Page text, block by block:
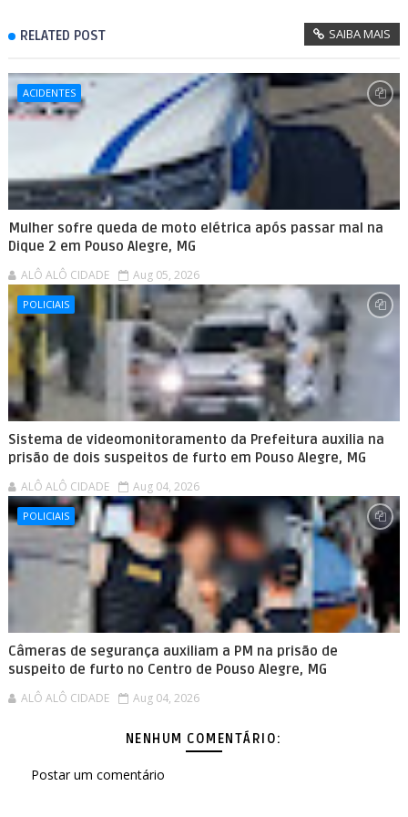
RELATED POST SAIBA MAIS
ACIDENTES
Mulher sofre queda de moto elétrica após passar mal na
Dique 2 em Pouso Alegre, MG
ALÔ ALÔ CIDADE Aug 05, 2026
POLICIAIS
Sistema de videomonitoramento da Prefeitura auxilia na
prisão de dois suspeitos de furto em Pouso Alegre, MG
ALÔ ALÔ CIDADE Aug 04, 2026
POLICIAIS
Câmeras de segurança auxiliam a PM na prisão de
suspeito de furto no Centro de Pouso Alegre, MG
ALÔ ALÔ CIDADE Aug 04, 2026
NENHUM COMENTÁRIO:
Postar um comentário